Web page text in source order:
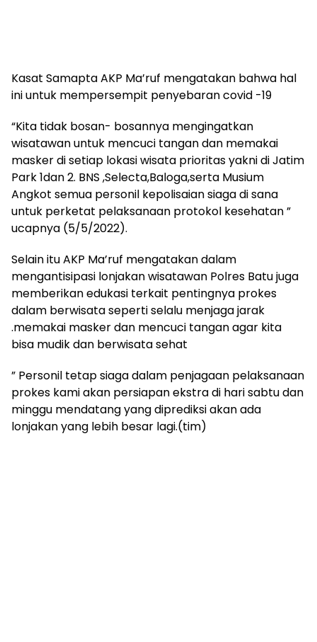
Kasat Samapta AKP Ma’ruf mengatakan bahwa hal
ini untuk mempersempit penyebaran covid -19
“Kita tidak bosan- bosannya mengingatkan
wisatawan untuk mencuci tangan dan memakai
masker di setiap lokasi wisata prioritas yakni di Jatim
Park 1dan 2. BNS ,Selecta,Baloga,serta Musium
Angkot semua personil kepolisaian siaga di sana
untuk perketat pelaksanaan protokol kesehatan ”
ucapnya (5/5/2022).
Selain itu AKP Ma’ruf mengatakan dalam
mengantisipasi lonjakan wisatawan Polres Batu juga
memberikan edukasi terkait pentingnya prokes
dalam berwisata seperti selalu menjaga jarak
.memakai masker dan mencuci tangan agar kita
bisa mudik dan berwisata sehat
” Personil tetap siaga dalam penjagaan pelaksanaan
prokes kami akan persiapan ekstra di hari sabtu dan
minggu mendatang yang diprediksi akan ada
lonjakan yang lebih besar lagi.(tim)